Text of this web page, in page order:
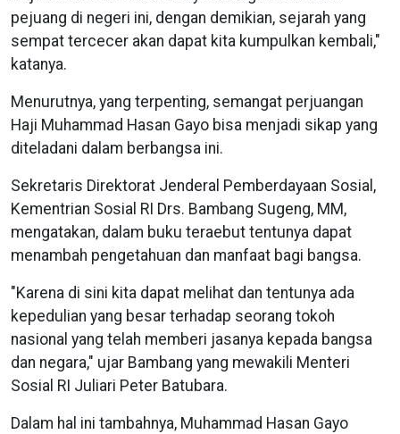
pejuang di negeri ini, dengan demikian, sejarah yang
sempat tercecer akan dapat kita kumpulkan kembali,"
katanya.
Menurutnya, yang terpenting, semangat perjuangan
Haji Muhammad Hasan Gayo bisa menjadi sikap yang
diteladani dalam berbangsa ini.
Sekretaris Direktorat Jenderal Pemberdayaan Sosial,
Kementrian Sosial RI Drs. Bambang Sugeng, MM,
mengatakan, dalam buku teraebut tentunya dapat
menambah pengetahuan dan manfaat bagi bangsa.
"Karena di sini kita dapat melihat dan tentunya ada
kepedulian yang besar terhadap seorang tokoh
nasional yang telah memberi jasanya kepada bangsa
dan negara," ujar Bambang yang mewakili Menteri
Sosial RI Juliari Peter Batubara.
Dalam hal ini tambahnya, Muhammad Hasan Gayo